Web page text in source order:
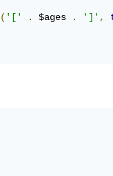
( '[' . $ages . ']' ,